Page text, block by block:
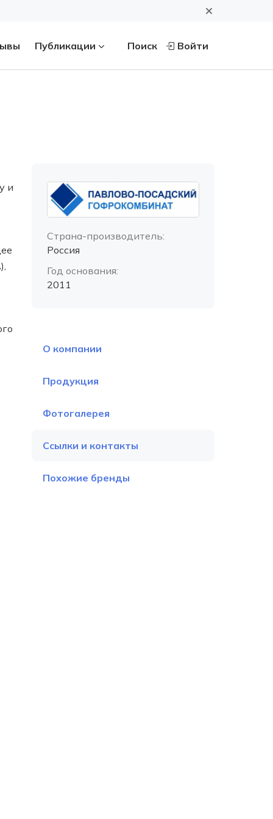
Публикации Поиск Войти
и
Страна-производитель:
Россия
Год основания:
2011
О компании
Продукция
Фотогалерея
Ссылки и контакты
Похожие бренды